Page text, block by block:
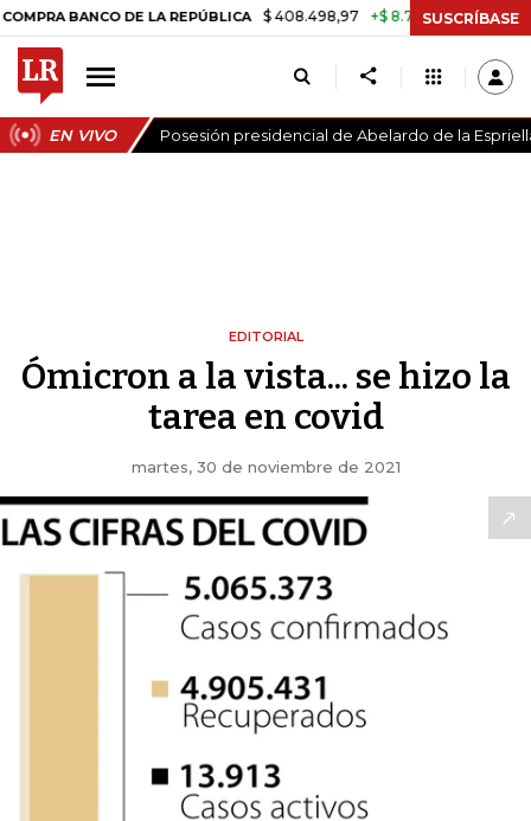
BANCO DE LA REPÚBLICA $ 408.498,97 +$ 8.753,81 +2,19% TASA
SUSCRÍBASE
EN VIVO Posesión presidencial de Abelardo de la
EDITORIAL
Ómicron a la vista... se hizo la
tarea en covid
martes, 30 de noviembre de 2021